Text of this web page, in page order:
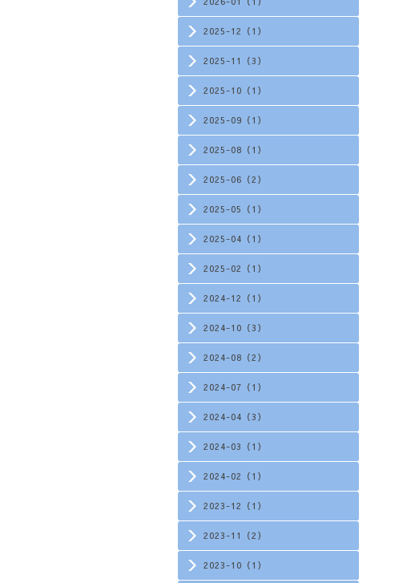
2025-12（1）
2025-11（3）
2025-10（1）
2025-09（1）
2025-08（1）
2025-06（2）
2025-05（1）
2025-04（1）
2025-02（1）
2024-12（1）
2024-10（3）
2024-08（2）
2024-07（1）
2024-04（3）
2024-03（1）
2024-02（1）
2023-12（1）
2023-11（2）
2023-10（1）